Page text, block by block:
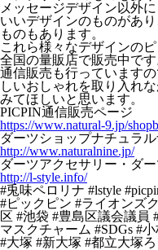
メッセージデザイン以外
いいデザインのものがあ
ものもあります。
これら様々なデザインの
全国の量販店で販売中です
通信販売も行っています
しいおしゃれを取り入れ
みてほしいと思います。
PICPIN通信販売ページ
https://www.natural-9.jp/
ダーツショップナチュラ
http://www.naturalnine.jp/
ダーツアクセサリー・ダー
http://l-style.info/
#兎味ペロリナ #lstyle
#ピックピン #ライオンズ
区 #池袋 #豊島区議会議員
マスクチャーム #SDGs #
#大塚 #新大塚 #都立大塚